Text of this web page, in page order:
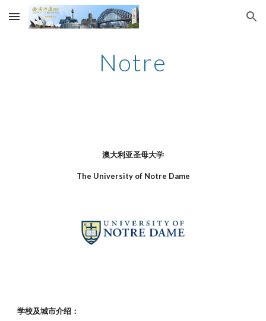
Skip to main content Skip to navigation
Notre
澳大利亚圣母大学
The University of Notre Dame
学校及城市介绍：